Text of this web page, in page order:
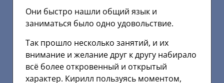
Они быстро нашли общий язык и
заниматься было одно удовольствие.
Так прошло несколько занятий, и их
внимание и желание друг к другу набирало
всё более откровенный и открытый
характер. Кирилл пользуясь моментом,